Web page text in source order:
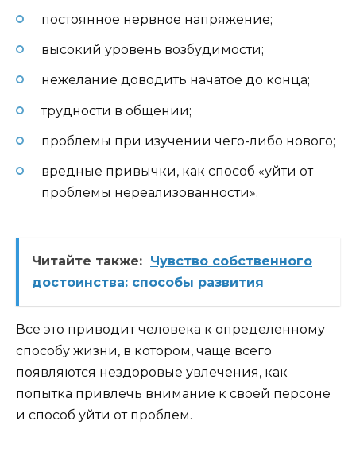
постоянное нервное напряжение;
высокий уровень возбудимости;
нежелание доводить начатое до конца;
трудности в общении;
проблемы при изучении чего-либо нового;
вредные привычки, как способ «уйти от
проблемы нереализованности».
Читайте также: Чувство собственного
достоинства: способы развития
Все это приводит человека к определенному
способу жизни, в котором, чаще всего
появляются нездоровые увлечения, как
попытка привлечь внимание к своей персоне
и способ уйти от проблем.